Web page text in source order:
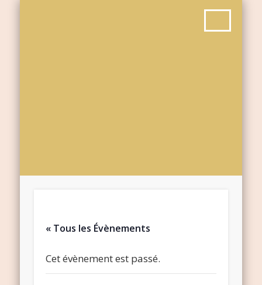
« Tous les Évènements
Cet évènement est passé.